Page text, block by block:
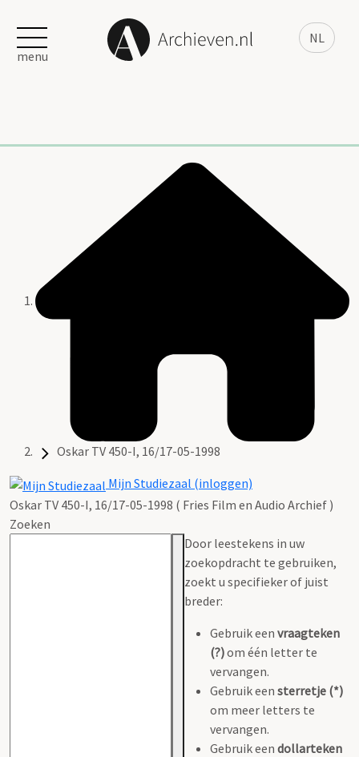
NL
menu
Oskar TV 450-I, 16/17-05-1998
Mijn Studiezaal (inloggen)
Oskar TV 450-I, 16/17-05-1998 ( Fries Film en Audio Archief )
Zoeken
Door leestekens in uw
zoekopdracht te gebruiken,
zoekt u specifieker of juist
breder:
Gebruik een vraagteken
(?)om één letter te
vervangen.
Gebruik een sterretje (*)
om meer letters te
vervangen.
Gebruik een dollarteken